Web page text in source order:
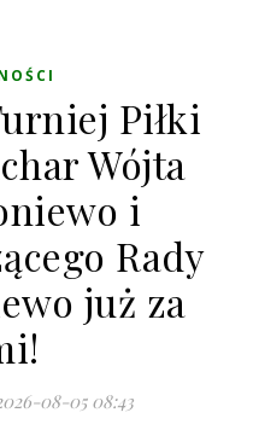
Piłki
Wójta
i
Rady
już za
08-05 08:43